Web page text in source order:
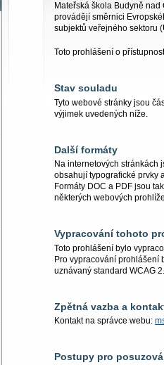
Mateřská škola Budyně
provádějí směrnici
subjektů veřejného sektoru
Toto prohlášení o
Stav souladu
Tyto webové stránky jsou
výjimek uvedených níže.
Další formáty
Na internetových stránkách
obsahují typografické prvky
Formáty DOC a PDF jsou
některých webových
Vypracování tohoto
Toto prohlášení bylo
Pro vypracování prohlášení
uznávaný standard WCAG
Zpětná vazba a
Kontakt na správce webu:
Postupy pro